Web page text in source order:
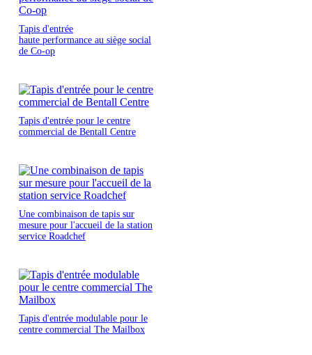
Tapis d'entrée
haute performance au siège social
de Co-op
Tapis d'entrée pour le centre
commercial de Bentall Centre
Une combinaison de tapis sur
mesure pour l'accueil de la station
service Roadchef
Tapis d'entrée modulable pour le
centre commercial The Mailbox